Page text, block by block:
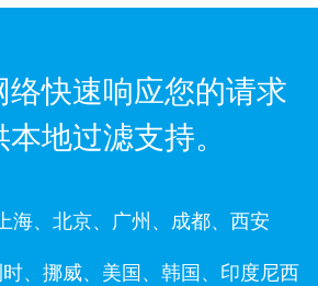
络快速响应您的请求
地过滤支持。
、北京、广州、成都、西安
、挪威、美国、韩国、印度尼西